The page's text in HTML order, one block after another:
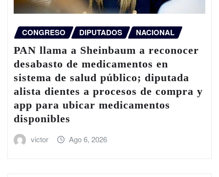
CONGRESO DIPUTADOS NACIONAL
PAN llama a Sheinbaum a reconocer
desabasto de medicamentos en
sistema de salud público; diputada
alista dientes a procesos de compra y
app para ubicar medicamentos
disponibles
victor Ago 6, 2026